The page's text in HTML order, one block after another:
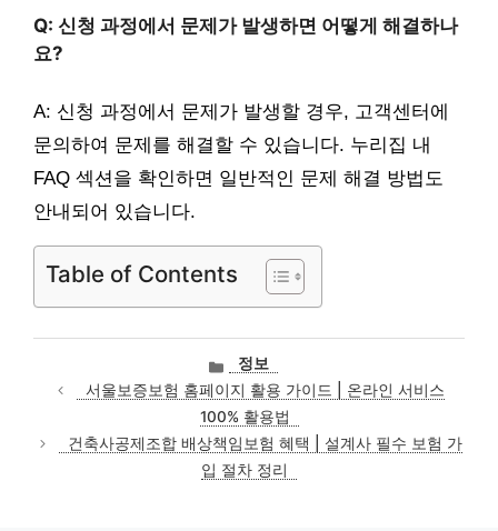
Q: 신청 과정에서 문제가 발생하면 어떻게 해결하나
요?
A: 신청 과정에서 문제가 발생할 경우, 고객센터에
문의하여 문제를 해결할 수 있습니다. 누리집 내
FAQ 섹션을 확인하면 일반적인 문제 해결 방법도
안내되어 있습니다.
Table of Contents
카
테
고
리
정보
서울보증보험 홈페이지 활용 가이드 | 온라인 서비스
100% 활용법
건축사공제조합 배상책임보험 혜택 | 설계사 필수 보험 가
입 절차 정리